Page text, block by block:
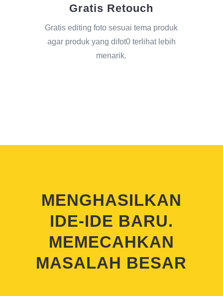
Gratis Retouch
Gratis editing foto sesuai tema produk
agar produk yang difot0 terlihat lebih
menarik.
MENGHASILKAN
IDE-IDE BARU.
MEMECAHKAN
MASALAH BESAR